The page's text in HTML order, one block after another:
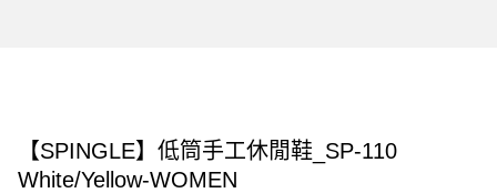
【SPINGLE】低筒手工休閒鞋_SP-110
White/Yellow-WOMEN